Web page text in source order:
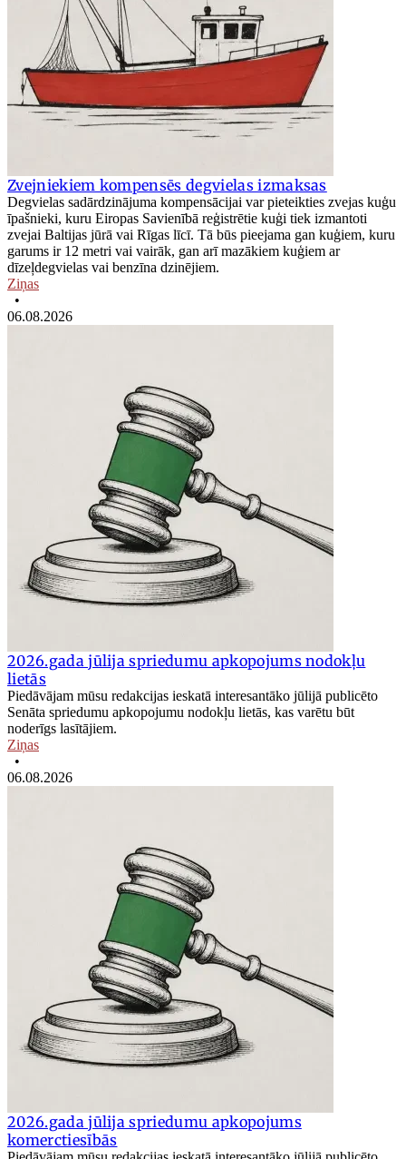
Zvejniekiem kompensēs degvielas izmaksas
Degvielas sadārdzinājuma kompensācijai var pieteikties zvejas kuģu
īpašnieki, kuru Eiropas Savienībā reģistrētie kuģi tiek izmantoti
zvejai Baltijas jūrā vai Rīgas līcī. Tā būs pieejama gan kuģiem, kuru
garums ir 12 metri vai vairāk, gan arī mazākiem kuģiem ar
dīzeļdegvielas vai benzīna dzinējiem.
Ziņas
•
06.08.2026
2026.gada jūlija spriedumu apkopojums nodokļu
lietās
Piedāvājam mūsu redakcijas ieskatā interesantāko jūlijā publicēto
Senāta spriedumu apkopojumu nodokļu lietās, kas varētu būt
noderīgs lasītājiem.
Ziņas
•
06.08.2026
2026.gada jūlija spriedumu apkopojums
komerctiesībās